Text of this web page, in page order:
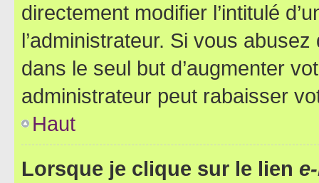
directement modifier l’intitulé
l’administrateur. Si vous
dans le seul but d’augmenter
administrateur peut rabaisser
Haut
Lorsque je clique sur le lien